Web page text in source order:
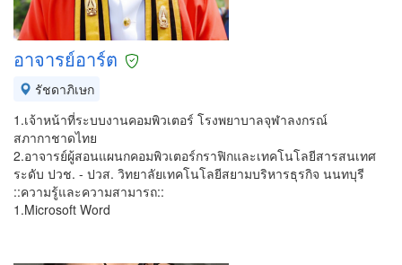
อาจารย์อาร์ต
รัชดาภิเษก
1.เจ้าหน้าที่ระบบงานคอมพิวเตอร์ โรงพยาบาลจุฬาลงกรณ์
สภากาชาดไทย
2.อาจารย์ผู้สอนแผนกคอมพิวเตอร์กราฟิกและเทคโนโลยีสารสนเทศ
ระดับ ปวช. - ปวส. วิทยาลัยเทคโนโลยีสยามบริหารธุรกิจ นนทบุรี
::ความรู้และความสามารถ::
1.Microsoft Word